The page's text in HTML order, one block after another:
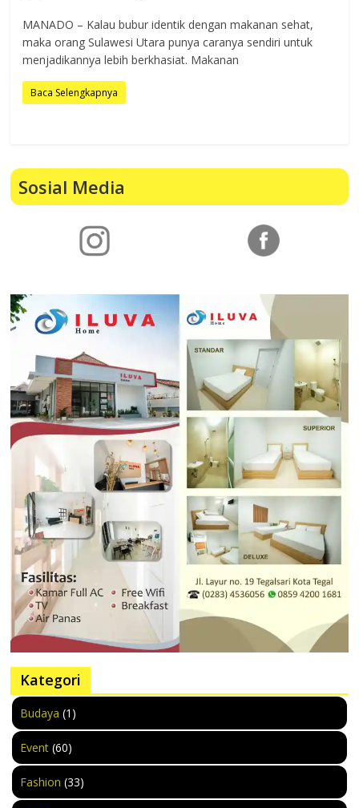
MANADO – Kalau bubur identik dengan makanan sehat,
maka orang Sulawesi Utara punya caranya sendiri untuk
menjadikannya lebih berkhasiat. Makanan
Baca Selengkapnya
Sosial Media
Kategori
Budaya (1)
Event (60)
Fashion (33)